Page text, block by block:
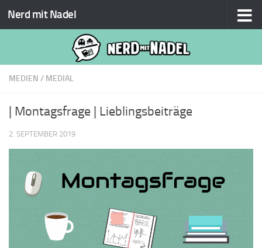
Zum Inhalt springen
Nerd mit Nadel
MEDIEN / MEDIAL
| Montagsfrage | Lieblingsbeiträge
2. SEPTEMBER 2019